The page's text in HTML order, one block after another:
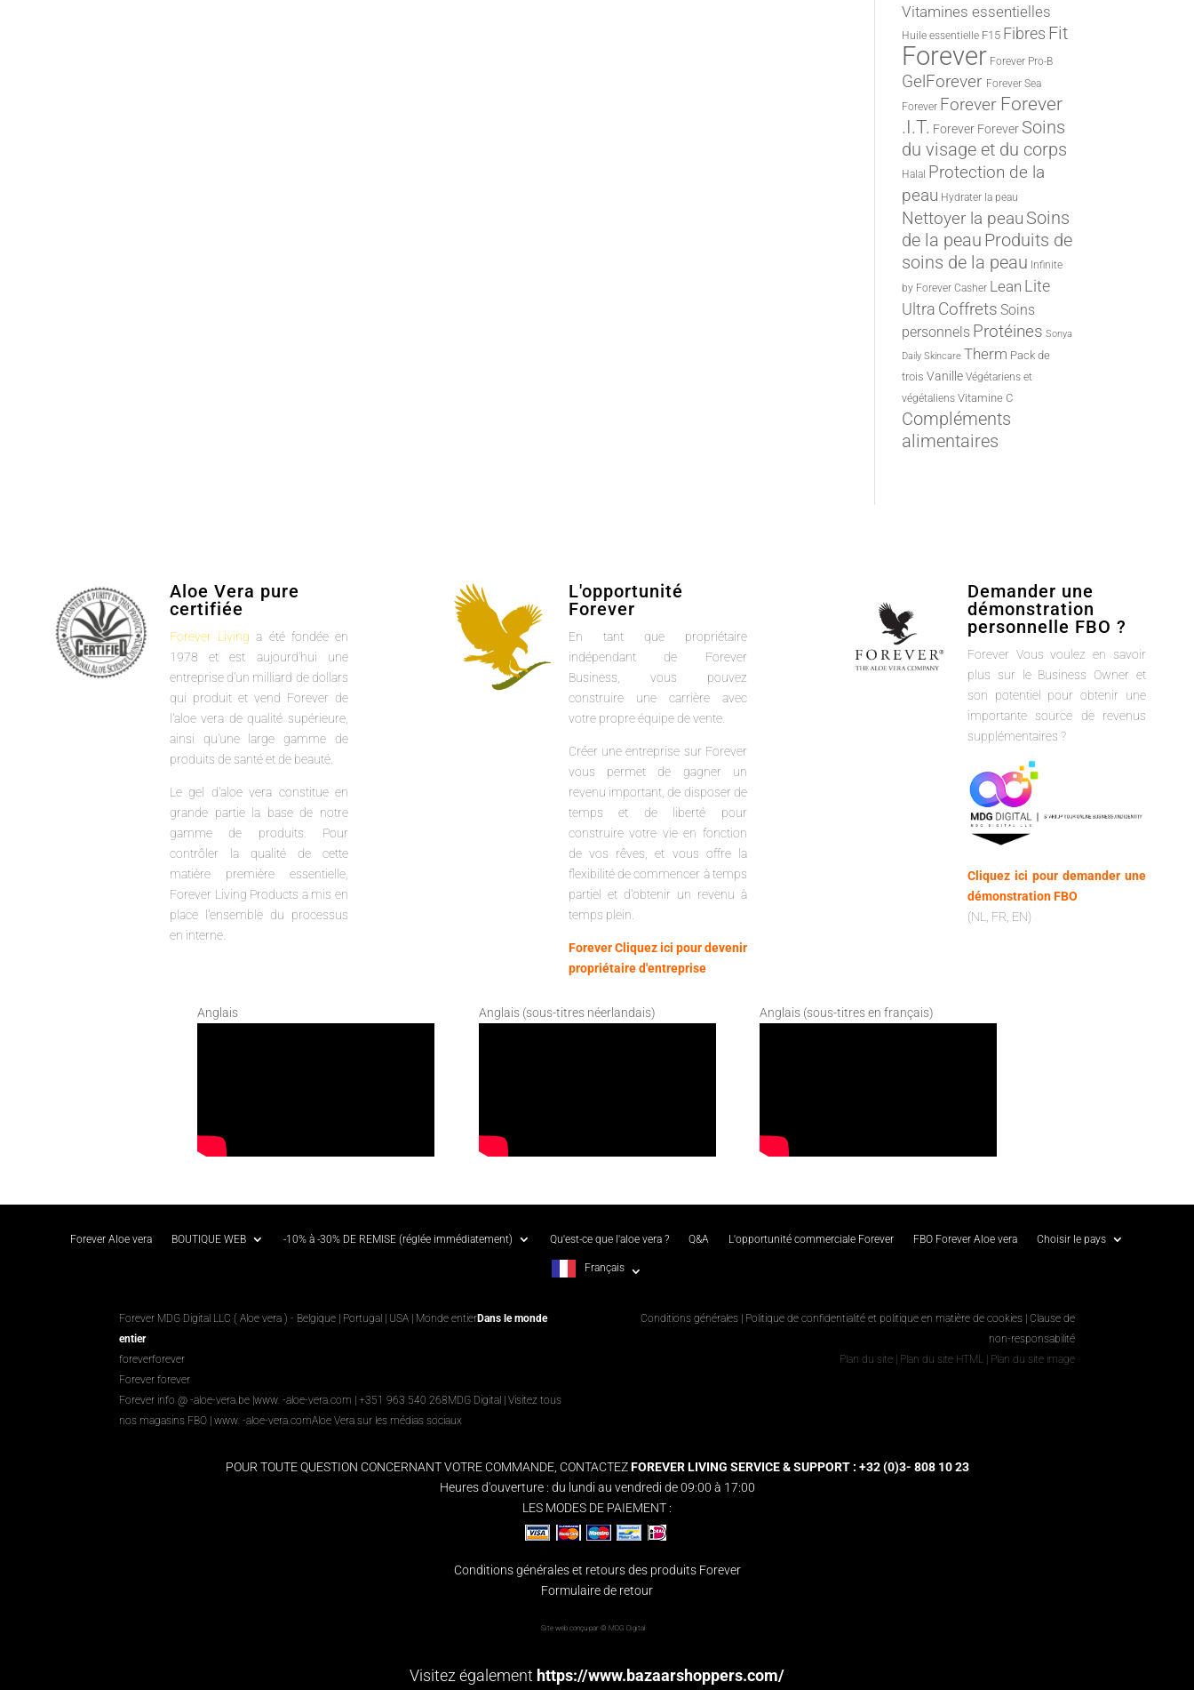
Vitamines essentielles
Huile essentielle F15 Fibres Fit
Forever Forever Pro-B
GelForever Forever Sea
Forever Forever Forever
.I.T. Forever Forever Soins
du visage et du corps
Halal Protection de la
peau Hydrater la peau
Nettoyer la peau Soins
de la peau Produits de
soins de la peau Infinite
by Forever Casher Lean Lite
Ultra Coffrets Soins
personnels Protéines Sonya
Daily Skincare Therm Pack de
trois Vanille Végétariens et
végétaliens Vitamine C
Compléments
alimentaires
Aloe Vera pure
certifiée
Forever Living a été fondée en
1978 et est aujourd'hui une
entreprise d'un milliard de dollars
qui produit et vend Forever de
l'aloe vera de qualité supérieure,
ainsi qu'une large gamme de
produits de santé et de beauté.
Le gel d'aloe vera constitue en
grande partie la base de notre
gamme de produits. Pour
contrôler la qualité de cette
matière première essentielle,
Forever Living Products a mis en
place l'ensemble du processus
en interne.
L'opportunité
Forever
En tant que propriétaire
indépendant de Forever
Business, vous pouvez
construire une carrière avec
votre propre équipe de vente.
Créer une entreprise sur Forever
vous permet de gagner un
revenu important, de disposer de
temps et de liberté pour
construire votre vie en fonction
de vos rêves, et vous offre la
flexibilité de commencer à temps
partiel et d'obtenir un revenu à
temps plein.
Forever Cliquez ici pour devenir
propriétaire d'entreprise
Demander une
démonstration
personnelle FBO ?
Forever Vous voulez en savoir
plus sur le Business Owner et
son potentiel pour obtenir une
importante source de revenus
supplémentaires ?
Cliquez ici pour demander une
démonstration FBO
(NL, FR, EN)
Anglais Anglais (sous-titres néerlandais) Anglais (sous-titres en français)
Forever Aloe vera BOUTIQUE WEB -10% à -30% DE REMISE (réglée immédiatement) Qu'est-ce que l'aloe vera ? Q&A L'opportunité commerciale Forever FBO Forever Aloe vera Choisir le pays
Français
Forever MDG Digital LLC ( Aloe vera ) - Belgique | Portugal | USA | Monde entierDans le monde
entier
foreverforever
Forever forever
Forever info @ -aloe-vera.be |www. -aloe-vera.com | +351 963 540 268MDG Digital |Visitez tous
nos magasins FBO |www. -aloe-vera.comAloe Vera sur les médias sociaux
Conditions générales| Politique de confidentialité et politique en matière de cookies Clause de
non-responsabilité
Plan du site| Plan du site HTML| Plan du site image
POUR TOUTE QUESTION CONCERNANT VOTRE COMMANDE, CONTACTEZFOREVER LIVING SERVICE & SUPPORT : +32 (0)3- 808 10 23
Heures d'ouverture : du lundi au vendredi de 09:00 à 17:00
LES MODES DE PAIEMENT :
Conditions générales et retours des produits Forever
Formulaire de retour
Site web conçu par © MDG Digital
Visitez également https://www.bazaarshoppers.com/